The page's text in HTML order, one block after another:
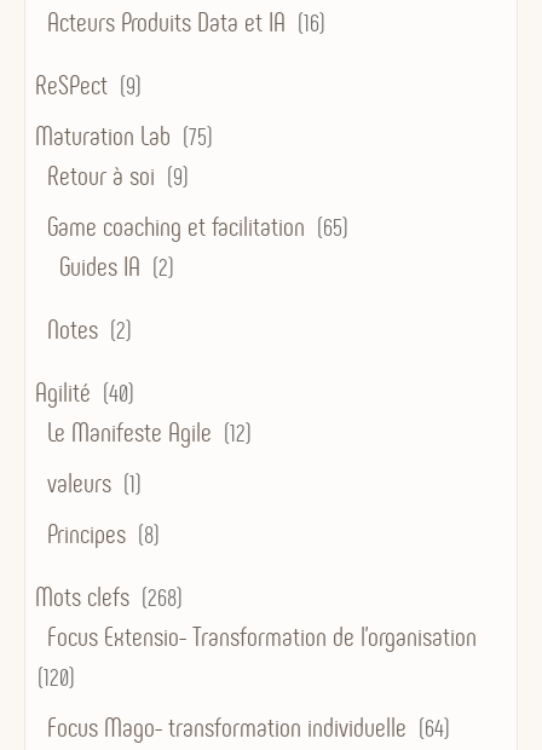
Acteurs Produits Data et IA (16)
ReSPect (9)
Maturation Lab (75)
Retour à soi (9)
Game coaching et facilitation (65)
Guides IA (2)
Notes (2)
Agilité (40)
Le Manifeste Agile (12)
valeurs (1)
Principes (8)
Mots clefs (268)
Focus Extensio- Transformation de l'organisation
(120)
Focus Mago- transformation individuelle (64)